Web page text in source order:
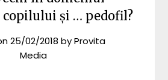
și … pedofil?
25/02/2018 byProvita
Media